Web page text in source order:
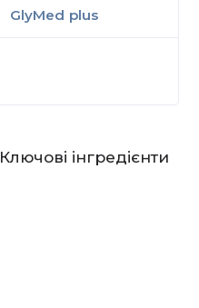
GlyMed plus
Ключові інгредієнти